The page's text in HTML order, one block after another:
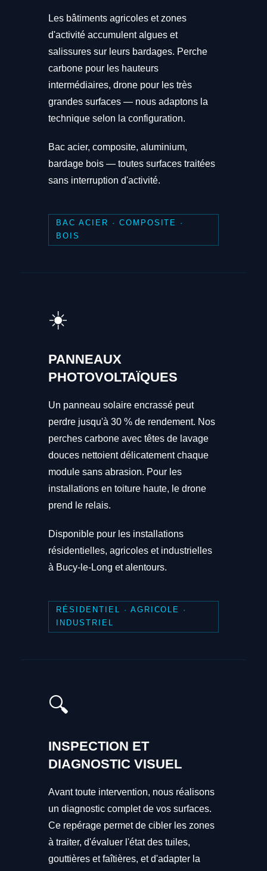
Les bâtiments agricoles et zones
d'activité accumulent algues et
salissures sur leurs bardages. Perche
carbone pour les hauteurs
intermédiaires, drone pour les très
grandes surfaces — nous adaptons la
technique selon la configuration.
Bac acier, composite, aluminium,
bardage bois — toutes surfaces traitées
sans interruption d'activité.
BAC ACIER · COMPOSITE ·
BOIS
☀️
PANNEAUX
PHOTOVOLTAÏQUES
Un panneau solaire encrassé peut
perdre jusqu'à 30 % de rendement. Nos
perches carbone avec têtes de lavage
douces nettoient délicatement chaque
module sans abrasion. Pour les
installations en toiture haute, le drone
prend le relais.
Disponible pour les installations
résidentielles, agricoles et industrielles
à Bucy-le-Long et alentours.
RÉSIDENTIEL · AGRICOLE ·
INDUSTRIEL
🔍
INSPECTION ET
DIAGNOSTIC VISUEL
Avant toute intervention, nous réalisons
un diagnostic complet de vos surfaces.
Ce repérage permet de cibler les zones
à traiter, d'évaluer l'état des tuiles,
gouttières et faîtières, et d'adapter la